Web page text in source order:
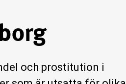
och prostitution i